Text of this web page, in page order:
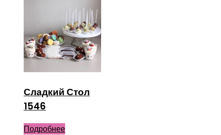
Сладкий Стол
1546
Подробнее